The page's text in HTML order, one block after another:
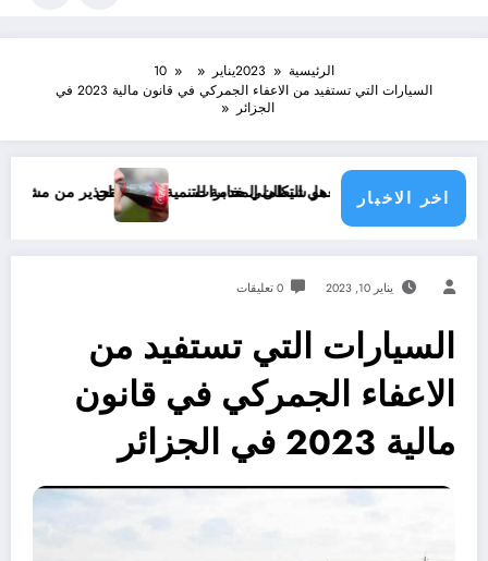
الرئيسية 2023يناير
10
السيارات التي تستفيد من الاعفاء الجمركي في قانون مالية 2023 في
الجزائر
اخر الاخبار
و العمل التكاملي خدمة للتنمية و المواطن
من هو شيطان المخابرات تحذير من مشروبات غازية ..
يناير 10, 2023 0 تعليقات
السيارات التي تستفيد من
الاعفاء الجمركي في قانون
مالية 2023 في الجزائر